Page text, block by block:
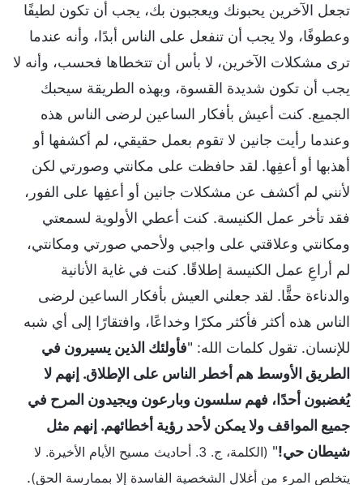
تجعل الآخرين يحبونك ويعجبون بك، يجب أن تكون لطيفًا
وعطوفًا، ولا يجب أن تنفعل على الناس أبدًا، وأنه عندما
ترى مشكلات الآخرين، لا بأس أن تتخطاها فحسب، وأنه لا
يجب أن تكون شديدة القسوة، وبهذه الطريقة سيحبك
الجميع. كنت أعيش بأفكار الساعين لرضى الناس هذه
وعندما رأيت جانين لا تقوم بعمل حقيقي، لم أكشفها أو
أهذبها أو أعفِها. لقد حافظت على مكانتي وصورتي لكن
لأنني لم أكشف عن مشكلات جانين أو أعفِها على الفور،
فقد تأخر عمل الكنيسة. كنت أعطي الأولوية لسمعتي
ومكانتي وعلاقتي على واجبي ولأحمي صورتي ومكانتي،
لم أراعِ عمل الكنيسة إطلاقًا. كنت في غاية الأنانية
والدناءة حقًّا. لقد جعلني العيش بأفكار الساعين لرضى
الناس هذه أكثر فأكثر مكرًا وخداعًا، وافتقارًا إلى أي شبه
للإنسان. تقول كلمات الله: "فأولئك الذين يسيرون في
الطريق الأوسط هم أخطر الناس على الإطلاق. إنهم لا
يُغضبون أحدًا، فهم سلسون وبارعون ويجيدون المرح في
جميع المواقف ولا يمكن لأحد رؤية أخطائهم. إنهم مثل
شيطان حي!"
(الكلمة، ج. 3. أحاديث مسيح الأيام الأخيرة. لا
يتخلص المرء من أغلال الشخصية الفاسدة إلا بممارسة الحق).